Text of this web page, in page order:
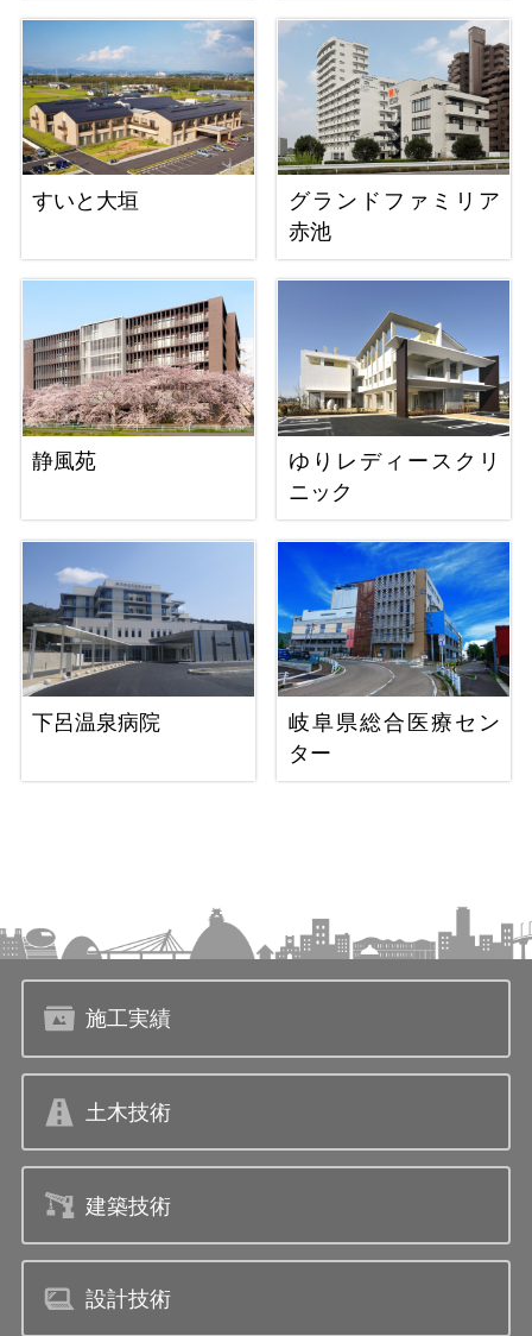
すいと大垣
グランドファミリア
赤池
静風苑
ゆりレディースクリ
ニック
下呂温泉病院
岐阜県総合医療セン
ター
施工実績
土木技術
建築技術
設計技術